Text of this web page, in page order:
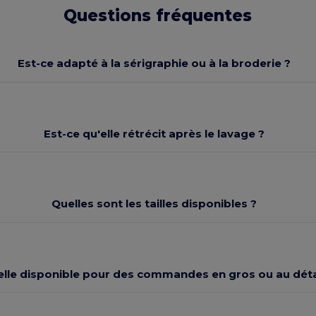
Questions fréquentes
Est-ce adapté à la sérigraphie ou à la broderie ?
Est-ce qu'elle rétrécit après le lavage ?
Quelles sont les tailles disponibles ?
disponible pour des commandes en gros ou au